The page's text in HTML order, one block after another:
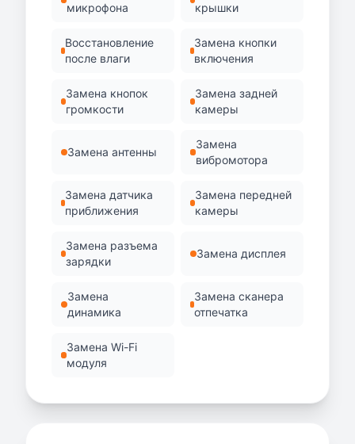
микрофона
крышки
Восстановление
после влаги
Замена кнопки
включения
Замена кнопок
громкости
Замена задней
камеры
Замена антенны
Замена
вибромотора
Замена датчика
приближения
Замена передней
камеры
Замена разъема
зарядки
Замена дисплея
Замена
динамика
Замена сканера
отпечатка
Замена Wi-Fi
модуля